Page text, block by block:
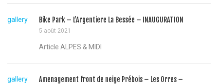
gallery Bike Park – L’Argentiere La Bessée – INAUGURATION
5 août 2021
Article ALPES & MIDI
gallery
Amenagement front de neige Prébois – Les Orres –